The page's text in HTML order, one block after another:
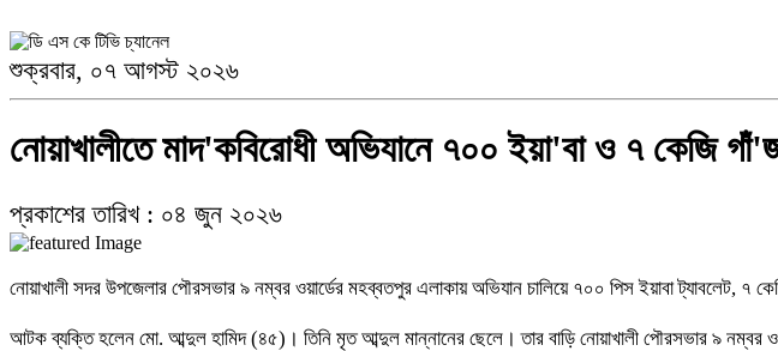
জিয়ানগরে পূবালী ব্যাংকের সিআরএম বুথ উদ্বোধন
সচিবালয়ের সামনে ১১-দলীয় ঐক্যের অবস্থান, পুলিশি বাধায় ধা'ক্কাধা'ক্কি
শুক্রবার, ০৭ আগস্ট ২০২৬
নোয়াখালীতে মাদ'কবিরোধী অভিযানে ৭০০ ইয়া'বা ও ৭ কেজি
প্রকাশের তারিখ : ০৪ জুন ২০২৬
নোয়াখালী সদর উপজেলার পৌরসভার ৯ নম্বর ওয়ার্ডের মহব্বতপুর এলাকায় অভিযান চালিয়ে ৭০০ পিস ইয়াবা ট্যাবলেট, ৭
‎আটক ব্যক্তি হলেন মো. আব্দুল হামিদ (৪৫)। তিনি মৃত আব্দুল মান্নানের ছেলে। তার বাড়ি নোয়াখালী পৌরসভার ৯ নম্বর